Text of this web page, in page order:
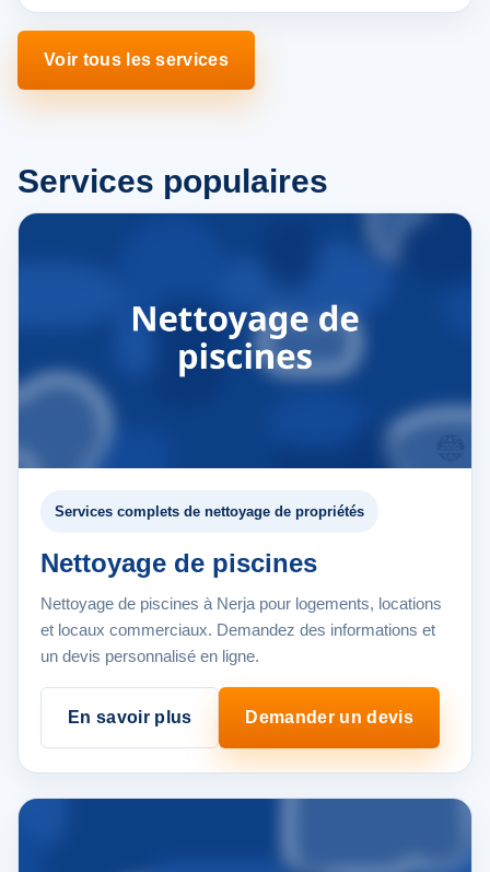
Voir tous les services
Services populaires
Services complets de nettoyage de propriétés
Nettoyage de piscines
Nettoyage de piscines à Nerja pour logements, locations
et locaux commerciaux. Demandez des informations et
un devis personnalisé en ligne.
En savoir plus Demander un devis